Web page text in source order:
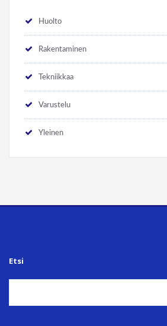
Huolto
Rakentaminen
Tekniikkaa
Varustelu
Yleinen
Etsi